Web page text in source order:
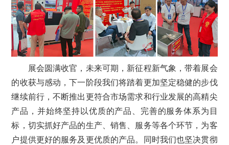
展会圆满收官，未来可期，新征程新气象，带着展会
的收获与感动，下一阶段我们将踏着更加坚定稳健的步伐
继续前行，不断推出更符合市场需求和行业发展的高精尖
产品，并始终坚持以优质的产品、完善的服务体系为目
标，切实抓好产品的生产、销售、服务等各个环节，为客
户提供更好的服务及更优质的产品。同时我们也坚决贯彻